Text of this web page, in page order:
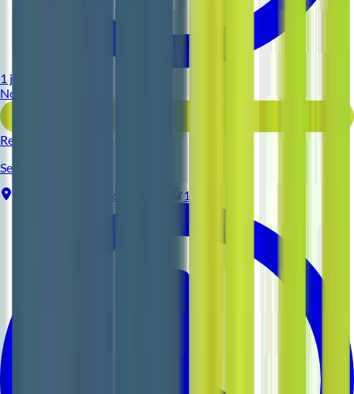
1 jour
Nouveau
Reso 44
Serveur (H/F)
La Baule-Escoublac
1-2 ans